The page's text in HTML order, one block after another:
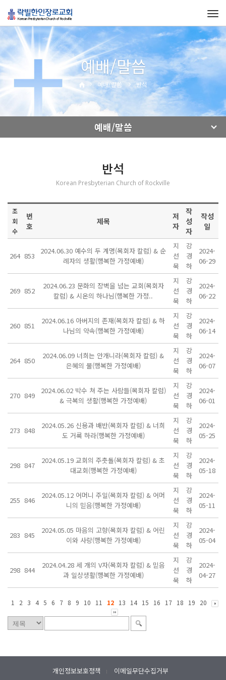
예배/말씀
예배/말씀 반석
예배/말씀
반석
Korean Presbyterian Church of Rockville
조
회
수
번
호
제목
저
자
작
성
자
작성
일
264 853
2024.06.30 예수의 두 계명(목회자 칼럼) & 순
례자의 생활(행복한 가정예배)
지
선
묵
강
경
하
2024-
06-29
269 852
2024.06.23 문화의 장벽을 넘는 교회(목회자
칼럼) & 시온의 하나님(행복한 가정..
지
선
묵
강
경
하
2024-
06-22
260 851
2024.06.16 아버지의 존재(목회자 칼럼) & 하
나님의 약속(행복한 가정예배)
지
선
묵
강
경
하
2024-
06-14
264 850
2024.06.09 너희는 안개니라(목회자 칼럼) &
은혜의 물(행복한 가정예배)
지
선
묵
강
경
하
2024-
06-07
270 849
2024.06.02 박수 쳐 주는 사람들(목회자 칼럼)
& 극복의 생활(행복한 가정예배)
지
선
묵
강
경
하
2024-
06-01
273 848
2024.05.26 신용과 배반(목회자 칼럼) & 너희
도 거룩 하라(행복한 가정예배)
지
선
묵
강
경
하
2024-
05-25
298 847
2024.05.19 교회의 주춧돌(목회자 칼럼) & 초
대교회(행복한 가정예배)
지
선
묵
강
경
하
2024-
05-18
255 846
2024.05.12 어머니 주일(목회자 칼럼) & 어머
니의 믿음(행복한 가정예배)
지
선
묵
강
경
하
2024-
05-11
283 845
2024.05.05 마음의 고향(목회자 칼럼) & 어린
이와 사랑(행복한 가정예배)
지
선
묵
강
경
하
2024-
05-04
298 844
2024.04.28 세 개의 V자(목회자 칼럼) & 믿음
과 일상생활(행복한 가정예배)
지
선
묵
강
경
하
2024-
04-27
1 2 3 4 5 6 7 8 9 10 11 12 13 14 15 16 17 18 19 20
개인정보보호정책 l 이메일무단수집거부